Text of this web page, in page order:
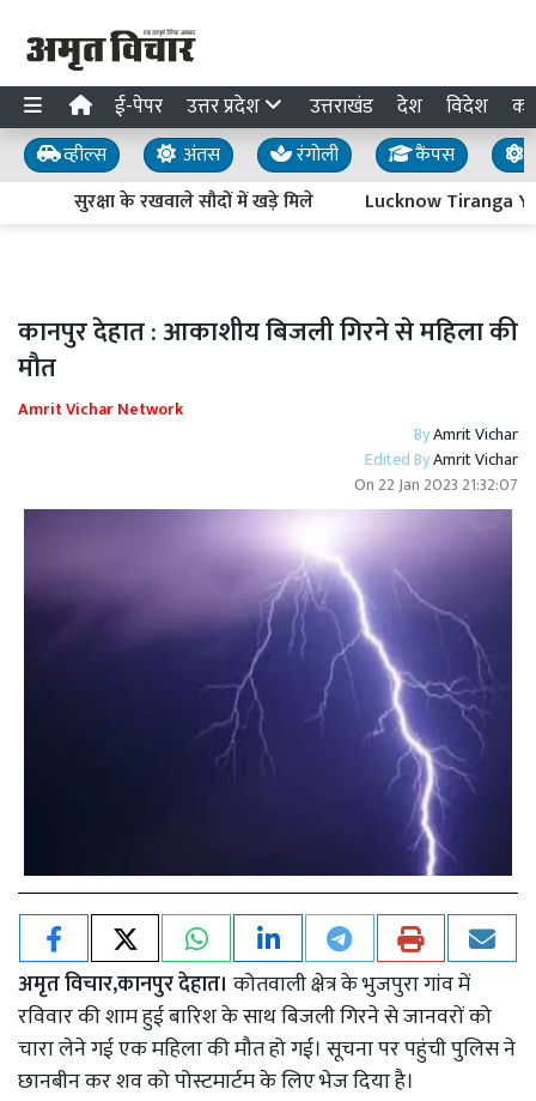
ई-पेपर उत्तर प्रदेश उत्तराखंड देश विदेश
व्हील्स अंतस रंगोली कैंपस
सुरक्षा के रखवाले सौदों में खड़े मिले
Lucknow Tiranga
कानपुर देहात : आकाशीय बिजली गिरने से महिला की
मौत
Amrit Vichar Network
ByAmrit Vichar
Edited ByAmrit Vichar
On 22 Jan 2023 21:32:07
अमृत विचार,कानपुर देहात। कोतवाली क्षेत्र के भुजपुरा गांव में
रविवार की शाम हुई बारिश के साथ बिजली गिरने से जानवरों को
चारा लेने गई एक महिला की मौत हो गई। सूचना पर पहुंची पुलिस ने
छानबीन कर शव को पोस्टमार्टम के लिए भेज दिया है।